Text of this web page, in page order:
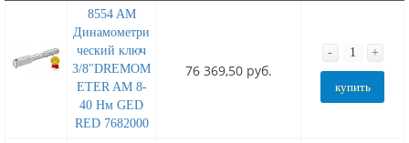
8554 AM
Динамометри
ческий ключ
3/8"DREMOM
ETER AM 8-
40 Нм GED
RED 7682000
76 369,50 руб.
- +
купить